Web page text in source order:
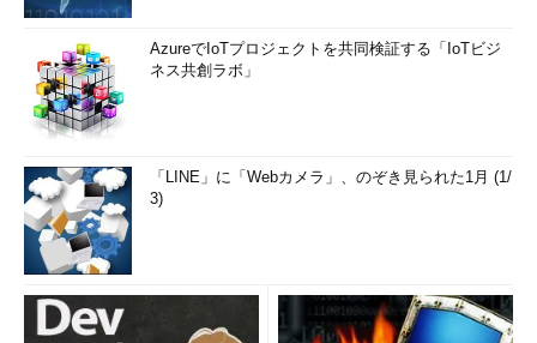
AzureでIoTプロジェクトを共同検証する「IoTビジ
ネス共創ラボ」
「LINE」に「Webカメラ」、のぞき見られた1月 (1/
3)